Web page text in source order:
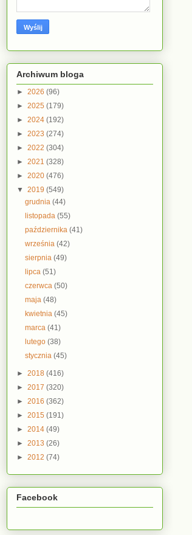
Archiwum bloga
► 2026 (96)
► 2025 (179)
► 2024 (192)
► 2023 (274)
► 2022 (304)
► 2021 (328)
► 2020 (476)
▼ 2019 (549)
grudnia(44)
listopada(55)
października(41)
września(42)
sierpnia(49)
lipca(51)
czerwca(50)
maja(48)
kwietnia(45)
marca(41)
lutego(38)
stycznia(45)
► 2018 (416)
► 2017 (320)
► 2016 (362)
► 2015 (191)
► 2014 (49)
► 2013 (26)
► 2012 (74)
Facebook